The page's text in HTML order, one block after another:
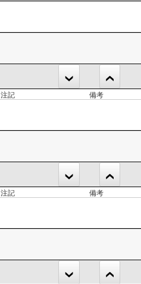
注記 備考
注記 備考